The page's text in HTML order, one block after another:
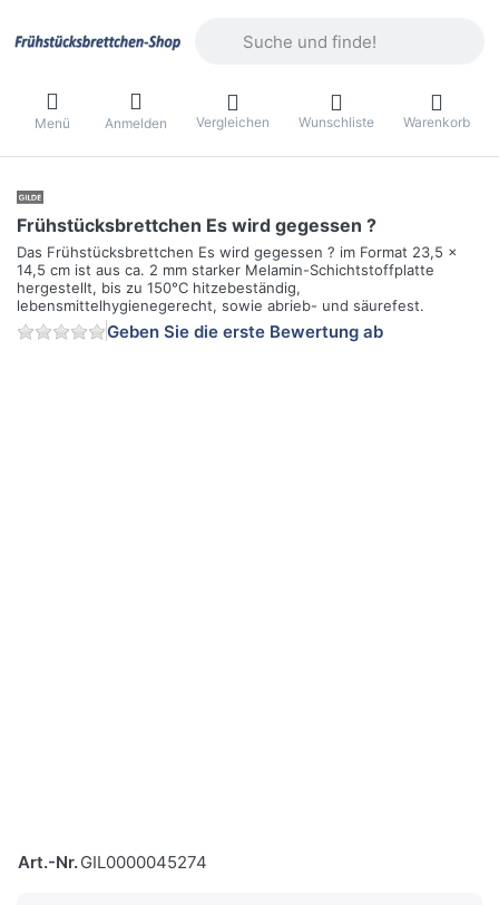
Menü Anmelden Vergleichen Wunschliste Warenkorb
Frühstücksbrettchen Es wird gegessen ?
Das Frühstücksbrettchen Es wird gegessen ? im Format 23,5 x
14,5 cm ist aus ca. 2 mm starker Melamin-Schichtstoffplatte
hergestellt, bis zu 150°C hitzebeständig,
lebensmittelhygienegerecht, sowie abrieb- und säurefest.
Geben Sie die erste Bewertung ab
Art.-Nr.GIL0000045274